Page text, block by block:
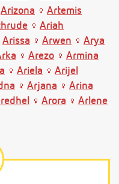
Arizona
Artemis
Ariah
Arissa Arwen
Arya
Arezo
Armina
Ariela
Arijel
Arjana
Arina
Arora Arlene